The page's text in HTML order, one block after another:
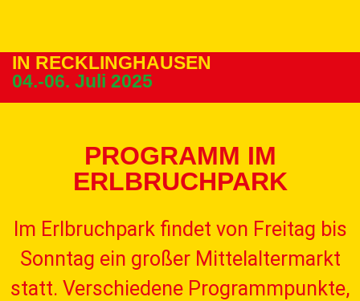
IN RECKLINGHAUSEN
04.-06. Juli 2025
PROGRAMM IM
ERLBRUCHPARK
Im Erlbruchpark findet von Freitag bis
Sonntag ein großer Mittelaltermarkt
statt. Verschiedene Programmpunkte,